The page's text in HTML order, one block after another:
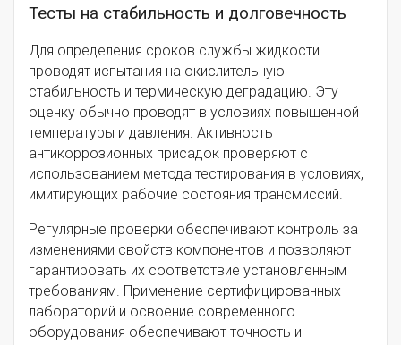
Тесты на стабильность и долговечность
Для определения сроков службы жидкости
проводят испытания на окислительную
стабильность и термическую деградацию. Эту
оценку обычно проводят в условиях повышенной
температуры и давления. Активность
антикоррозионных присадок проверяют с
использованием метода тестирования в условиях,
имитирующих рабочие состояния трансмиссий.
Регулярные проверки обеспечивают контроль за
изменениями свойств компонентов и позволяют
гарантировать их соответствие установленным
требованиям. Применение сертифицированных
лабораторий и освоение современного
оборудования обеспечивают точность и